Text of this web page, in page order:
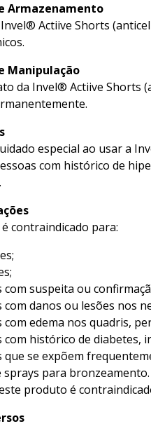
Armazenamento
Actiive Shorts
Manipulação
da Invel® Actiive Shorts
especial ao usar a
com histórico de
contraindicado para:
com suspeita ou
com danos ou lesões nos
com edema nos quadris,
com histórico de
que se expõem
sprays para bronzeamento.
produto é